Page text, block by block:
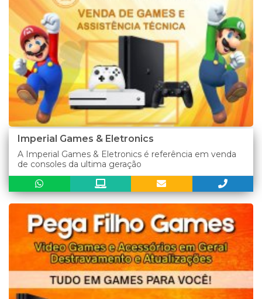
Imperial Games & Eletronics
A Imperial Games & Eletronics é referência em venda
de consoles da ultima geração